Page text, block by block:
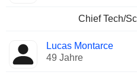
Chief Tech/
Lucas Montarce
49 Jahre